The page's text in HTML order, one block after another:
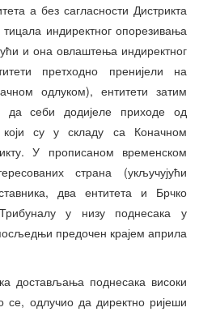
а без сагласности Дистрикта
индиректног опорезивања
и она овлаштења индиректног
претходно пренијели на
одлуком), ентитети затим
да себи додијеле приходе од
који су у складу са Коначном
У прописаном временском
страна (укључујући
два ентитета и Брчко
у низу поднесака у
предочен крајем априла
достављања поднесака високи
се, одлучио да директно ријеши